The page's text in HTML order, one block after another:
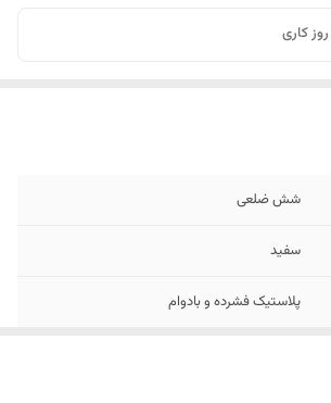
روز کاری
شش ضلعی
سفید
پلاستیک فشرده و بادوام